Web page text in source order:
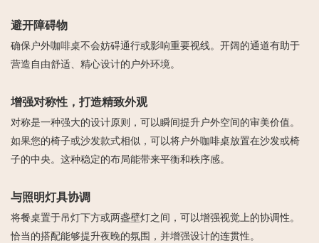
避开障碍物
确保户外咖啡桌不会妨碍通行或影响重要视线。开阔的通道有助于
营造自由舒适、精心设计的户外环境。
增强对称性，打造精致外观
对称是一种强大的设计原则，可以瞬间提升户外空间的审美价值。
如果您的椅子或沙发款式相似，可以将户外咖啡桌放置在沙发或椅
子的中央。这种稳定的布局能带来平衡和秩序感。
与照明灯具协调
将餐桌置于吊灯下方或两盏壁灯之间，可以增强视觉上的协调性。
恰当的搭配能够提升夜晚的氛围，并增强设计的连贯性。